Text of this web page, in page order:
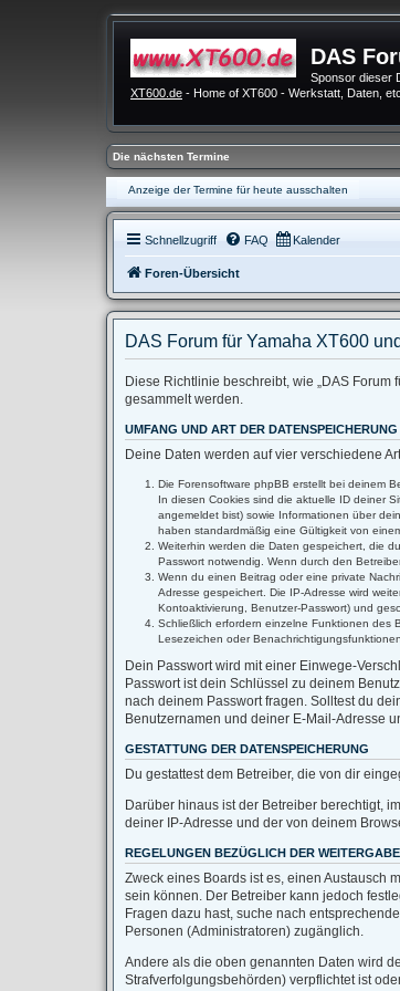
DAS
Sponsor dieser
XT600.de - Home of XT600 - Werkstatt, Daten,
Die nächsten Termine
Anzeige der Termine für heute ausschalten
Schnellzugriff FAQ Kalender
Foren-Übersicht
DAS Forum für Yamaha XT600
Diese Richtlinie beschreibt, wie „DAS Forum
gesammelt werden.
UMFANG UND ART DER DATENSPEICHERUNG
Deine Daten werden auf vier verschiedene
Die Forensoftware phpBB erstellt bei deinem
In diesen Cookies sind die aktuelle ID deiner
angemeldet bist) sowie Informationen über
haben standardmäßig eine Gültigkeit von
Weiterhin werden die Daten gespeichert, die
Passwort notwendig. Wenn durch den
Wenn du einen Beitrag oder eine private
Adresse gespeichert. Die IP-Adresse wird
Kontoaktivierung, Benutzer-Passwort) und
Schließlich erfordern einzelne Funktionen des
Lesezeichen oder Benachrichtigungsfunktionen.
Dein Passwort wird mit einer Einwege-
Passwort ist dein Schlüssel zu deinem
nach deinem Passwort fragen. Solltest du
Benutzernamen und deiner E-Mail-Adresse
GESTATTUNG DER DATENSPEICHERUNG
Du gestattest dem Betreiber, die von dir
Darüber hinaus ist der Betreiber berechtigt,
deiner IP-Adresse und der von deinem
REGELUNGEN BEZÜGLICH DER
Zweck eines Boards ist es, einen Austausch
sein können. Der Betreiber kann jedoch
Fragen dazu hast, suche nach
Personen (Administratoren) zugänglich.
Andere als die oben genannten Daten wird
Strafverfolgungsbehörden) verpflichtet ist